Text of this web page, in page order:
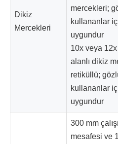
Dikiz
Mercekleri
mercekleri;
kullananlar
uygundur
10x veya
alanlı dikiz
retiküllü;
kullananlar
uygundur
300 mm
mesafesi ve